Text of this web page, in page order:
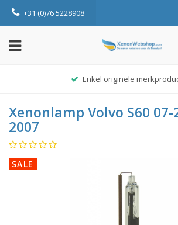
+31 (0)76 5228908
Enkel originele
Xenonlamp Volvo S60
2007
SALE